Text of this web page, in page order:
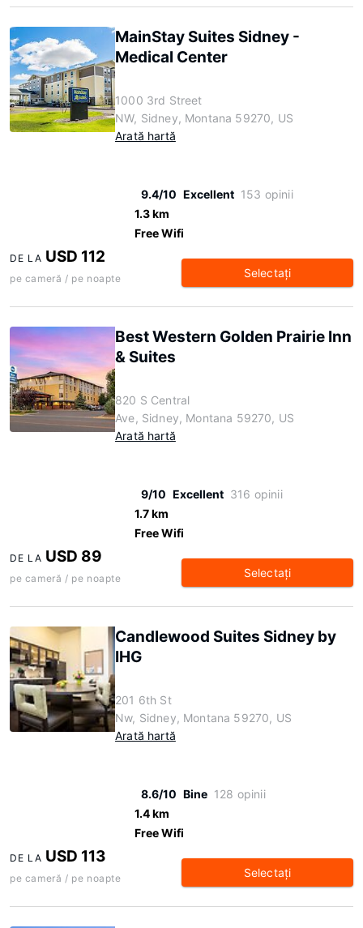
MainStay Suites Sidney -
Medical Center
1000 3rd Street
NW, Sidney, Montana 59270, US
Arată hartă
9.4/10 Excellent 153 opinii
1.3 km
Free Wifi
DE LA USD 112
pe cameră / pe noapte Selectaţi
Best Western Golden Prairie Inn
& Suites
820 S Central
Ave, Sidney, Montana 59270, US
Arată hartă
9/10 Excellent 316 opinii
1.7 km
Free Wifi
DE LA USD 89
pe cameră / pe noapte Selectaţi
Candlewood Suites Sidney by
IHG
201 6th St
Nw, Sidney, Montana 59270, US
Arată hartă
8.6/10 Bine 128 opinii
1.4 km
Free Wifi
DE LA USD 113
pe cameră / pe noapte Selectaţi